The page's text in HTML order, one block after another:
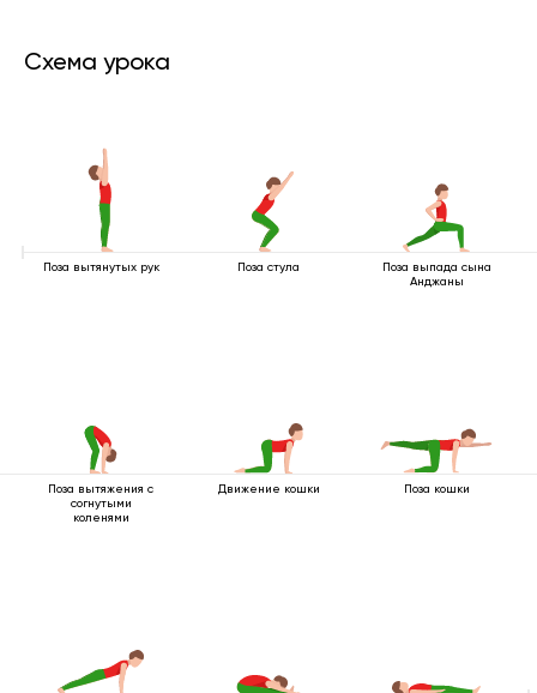
Схема урока
Поза вытянутых рук Поза стула
Поза выпада сына
Анджаны
Поза вытяжения с
согнутыми
коленями
Движение кошки Поза кошки